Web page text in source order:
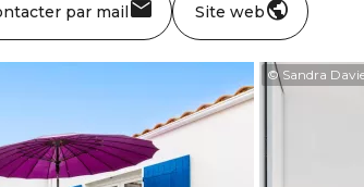
par mail Site web
© Sandra